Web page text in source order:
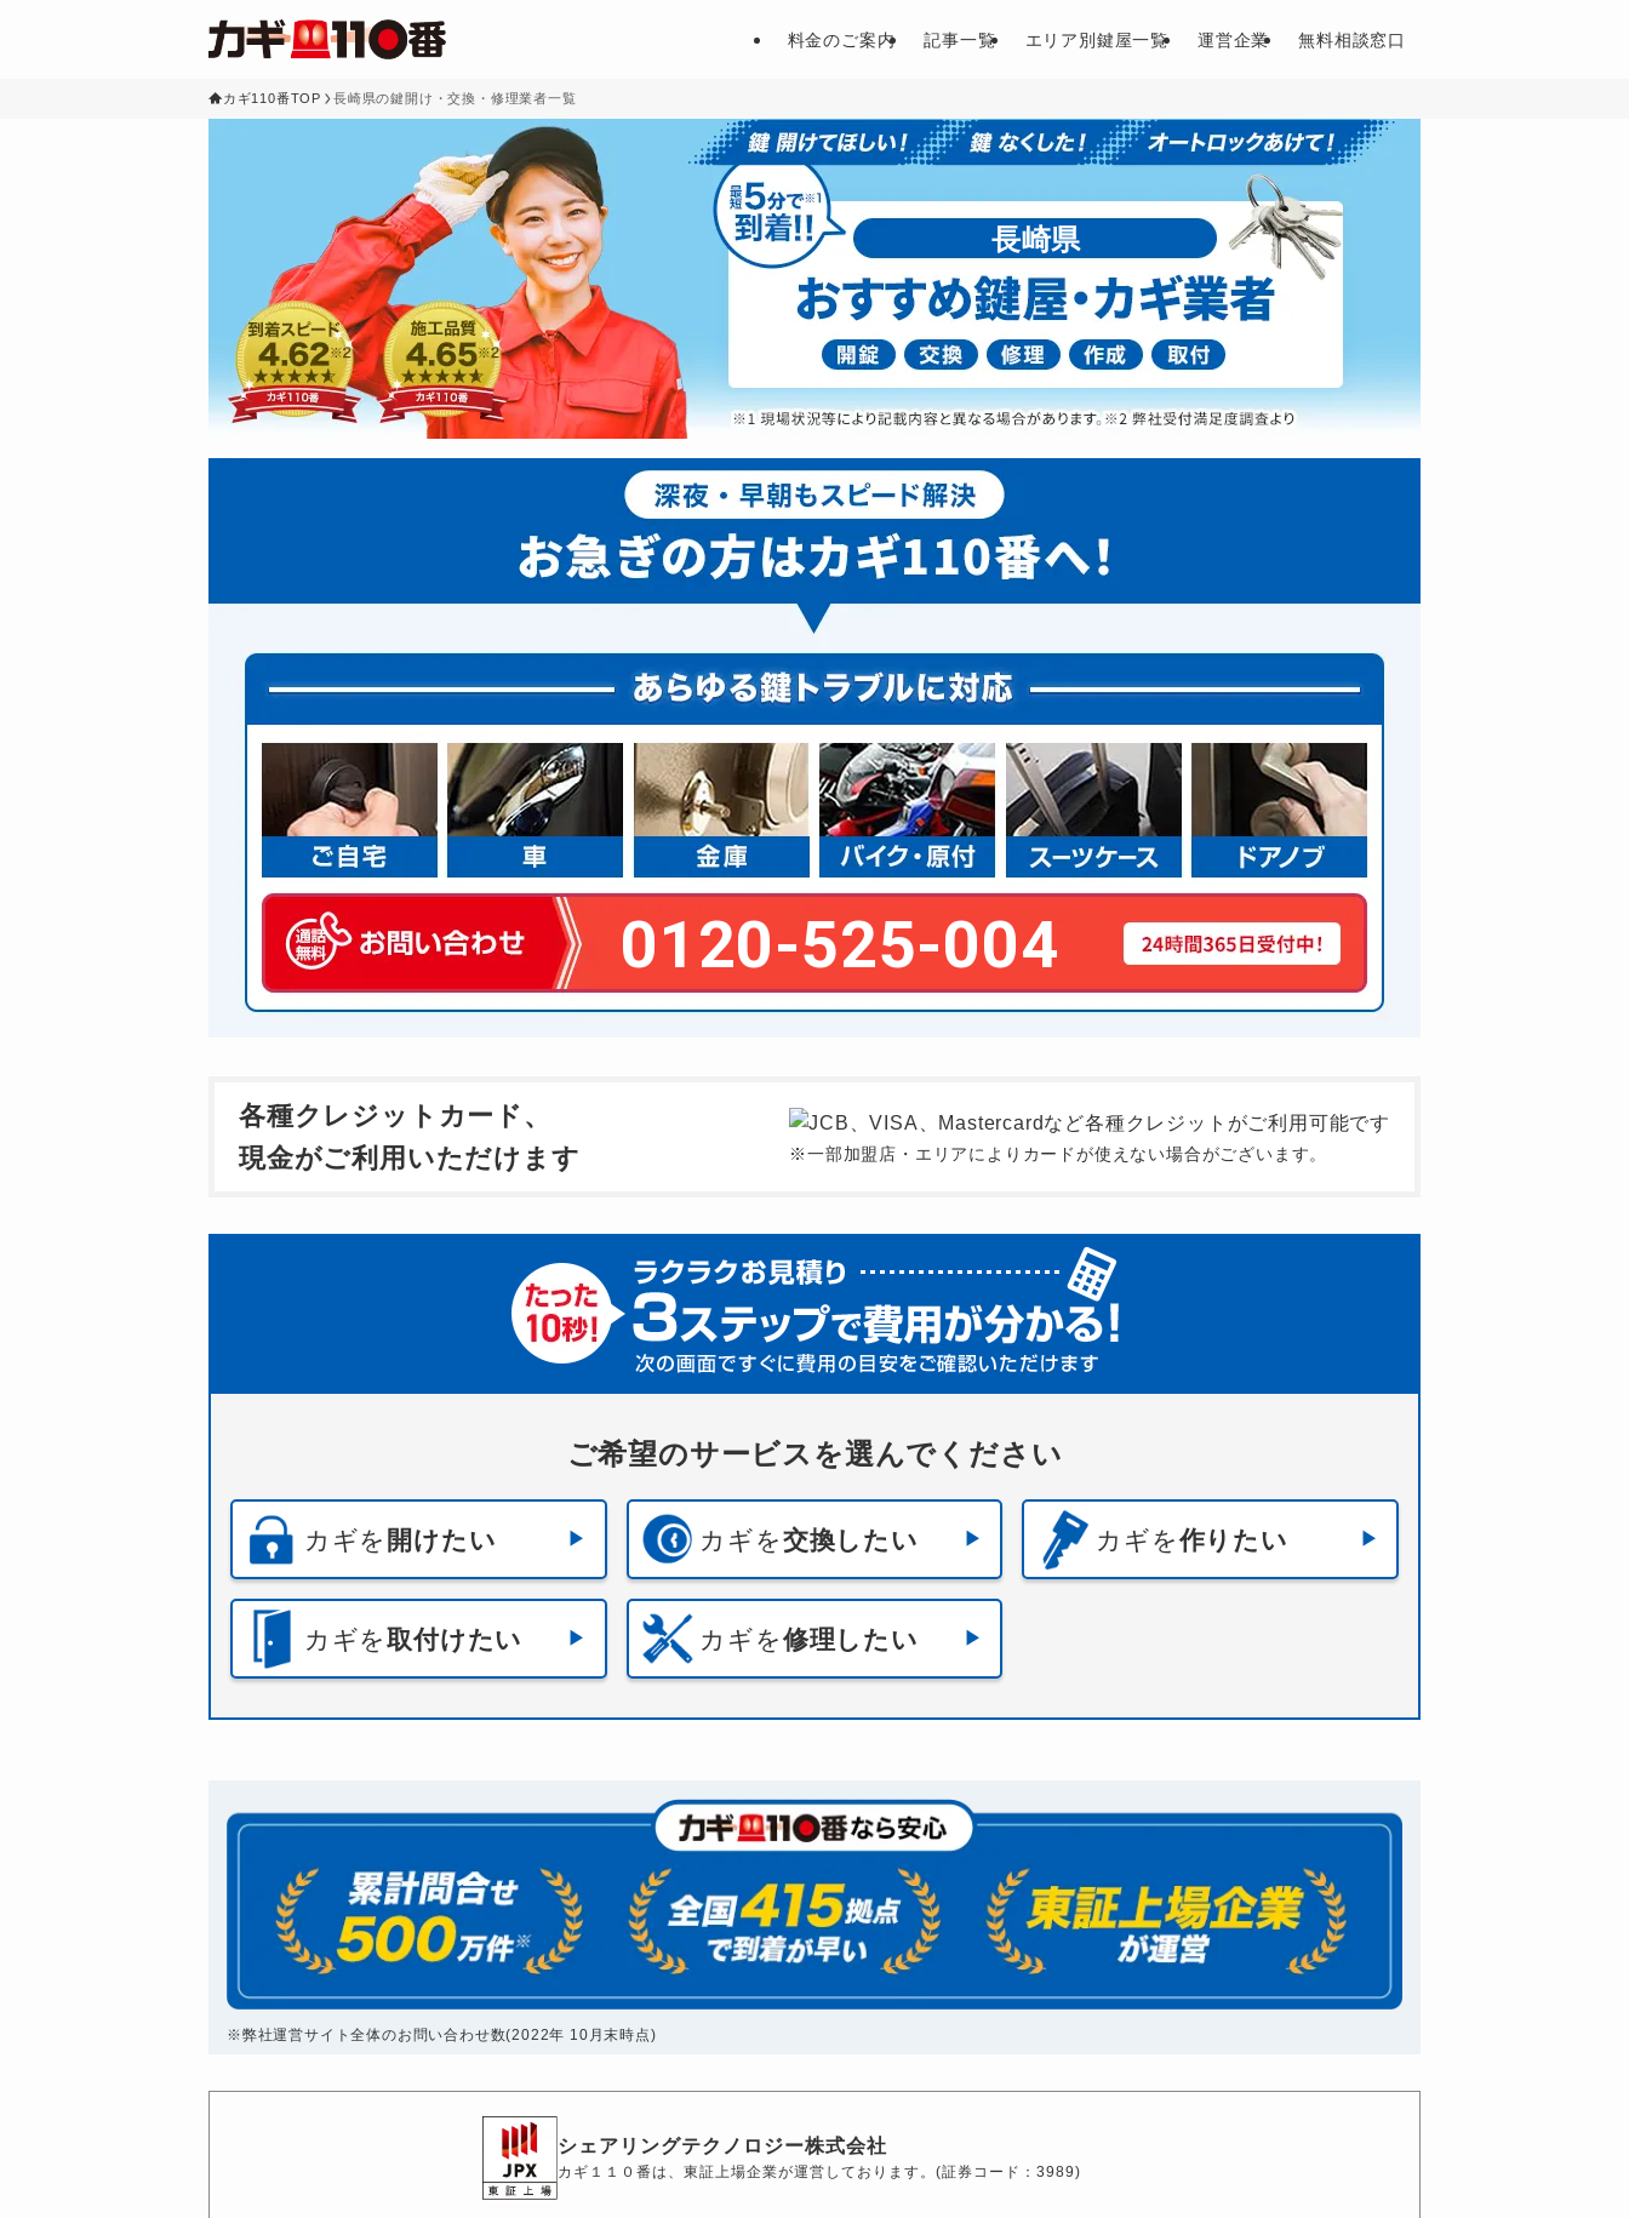
料金のご案内 記事一覧 エリア別鍵屋一覧 運営企業 無料相談窓口
カギ110番TOP 長崎県の鍵開け・交換・修理業者一覧
長崎県
0120-525-004
各種クレジットカード、
現金がご利用いただけます
※一部加盟店・エリアによりカードが使えない場合がございます。
ご希望のサービスを選んでください
カギを 開けたい カギを交換したい カギを作りたい
カギを取付けたい カギを修理したい
※弊社運営サイト全体のお問い合わせ数(2022年 10月末時点)
シェアリングテクノロジー株式会社
カギ１１０番は、東証上場企業が運営しております。(証券コード：3989)